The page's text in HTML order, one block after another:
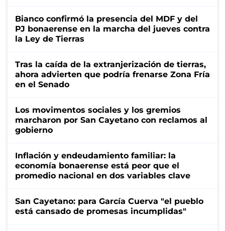
Bianco confirmó la presencia del MDF y del
PJ bonaerense en la marcha del jueves contra
la Ley de Tierras
Tras la caída de la extranjerización de tierras,
ahora advierten que podría frenarse Zona Fría
en el Senado
Los movimentos sociales y los gremios
marcharon por San Cayetano con reclamos al
gobierno
Inflación y endeudamiento familiar: la
economía bonaerense está peor que el
promedio nacional en dos variables clave
San Cayetano: para García Cuerva "el pueblo
está cansado de promesas incumplidas"